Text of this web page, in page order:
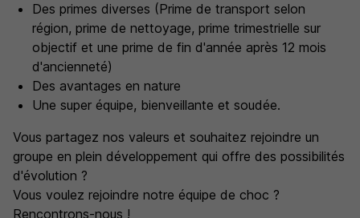
Des primes diverses (Prime de transport selon
région, prime de nettoyage, prime trimestrielle sur
objectif et une prime de fin d'année après 12 mois
d'ancienneté)
Des avantages en nature
Une super équipe, bienveillante et soudée.
Vous partagez nos valeurs et souhaitez rejoindre un
groupe en plein développement qui offre des possibilités
d'évolution ?
Vous voulez rejoindre notre équipe de choc ?
Rencontrons-nous !